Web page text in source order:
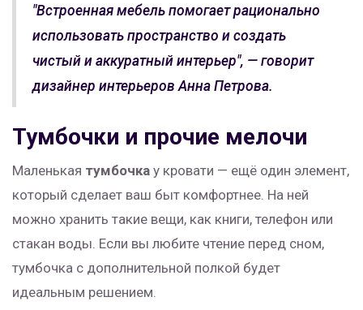
"Встроенная мебель помогает рационально
использовать пространство и создать
чистый и аккуратный интерьер", — говорит
дизайнер интерьеров Анна Петрова.
Тумбочки и прочие мелочи
Маленькая тумбочка у кровати — ещё один элемент,
который сделает ваш быт комфортнее. На ней
можно хранить такие вещи, как книги, телефон или
стакан воды. Если вы любите чтение перед сном,
тумбочка с дополнительной полкой будет
идеальным решением.